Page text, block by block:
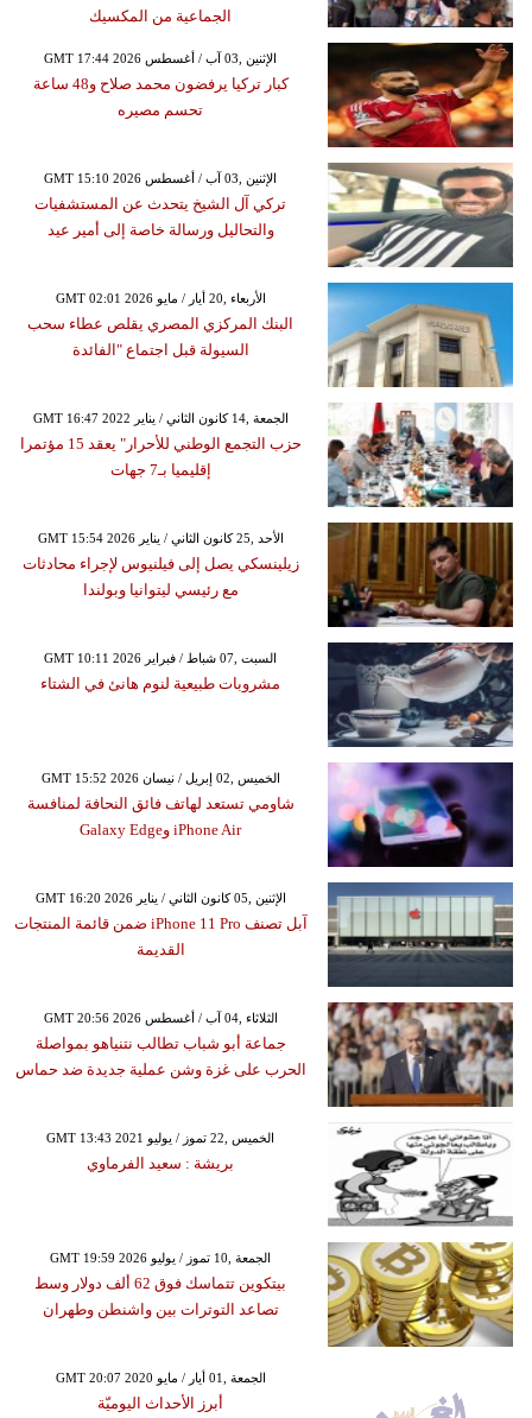
الجماعية من المكسيك
GMT 17:44 2026 الإثنين ,03 آب / أغسطس
كبار تركيا يرفضون محمد صلاح و48 ساعة
تحسم مصيره
GMT 15:10 2026 الإثنين ,03 آب / أغسطس
تركي آل الشيخ يتحدث عن المستشفيات
والتحاليل ورسالة خاصة إلى أمير عيد
GMT 02:01 2026 الأربعاء ,20 أيار / مايو
البنك المركزي المصري يقلص عطاء سحب
السيولة قبل اجتماع "الفائدة
GMT 16:47 2022 الجمعة ,14 كانون الثاني / يناير
حزب التجمع الوطني للأحرار" يعقد 15 مؤتمرا
إقليميا بـ7 جهات
GMT 15:54 2026 الأحد ,25 كانون الثاني / يناير
زيلينسكي يصل إلى فيلنيوس لإجراء محادثات
مع رئيسي ليتوانيا وبولندا
GMT 10:11 2026 السبت ,07 شباط / فبراير
مشروبات طبيعية لنوم هانئ في الشتاء
GMT 15:52 2026 الخميس ,02 إبريل / نيسان
شاومي تستعد لهاتف فائق النحافة لمنافسة
iPhone Air وGalaxy Edge
GMT 16:20 2026 الإثنين ,05 كانون الثاني / يناير
آبل تصنف iPhone 11 Pro ضمن قائمة المنتجات
القديمة
GMT 20:56 2026 الثلاثاء ,04 آب / أغسطس
جماعة أبو شباب تطالب نتنياهو بمواصلة
الحرب على غزة وشن عملية جديدة ضد حماس
GMT 13:43 2021 الخميس ,22 تموز / يوليو
بريشة : سعيد الفرماوي
GMT 19:59 2026 الجمعة ,10 تموز / يوليو
بيتكوين تتماسك فوق 62 ألف دولار وسط
تصاعد التوترات بين واشنطن وطهران
GMT 20:07 2020 الجمعة ,01 أيار / مايو
أبرز الأحداث اليوميّة